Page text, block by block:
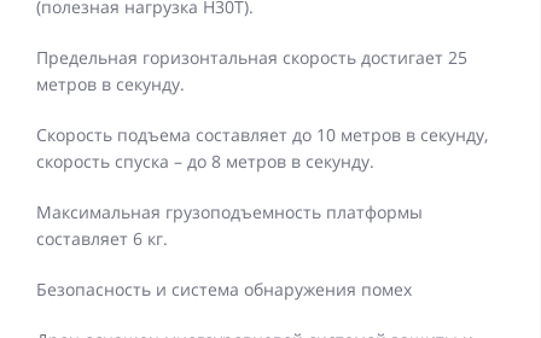
(полезная нагрузка H30T).
Предельная горизонтальная скорость достигает 25
метров в секунду.
Скорость подъема составляет до 10 метров в секунду,
скорость спуска – до 8 метров в секунду.
Максимальная грузоподъемность платформы
составляет 6 кг.
Безопасность и система обнаружения помех